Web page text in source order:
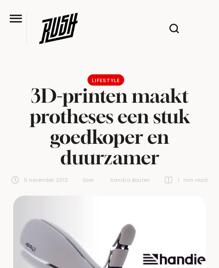
LIFESTYLE
3D-printen maakt
protheses een stuk
goedkoper en
duurzamer
5 november 2013 Door: Sandra Bouten 1 min read